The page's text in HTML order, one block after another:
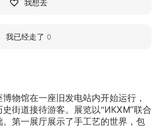
物馆在一座旧发电站内开始运行，
史街道接待游客。展览以“ИКХМ”联合
第一展厅展示了手工艺的世界，包
我想去
我已经走了 0